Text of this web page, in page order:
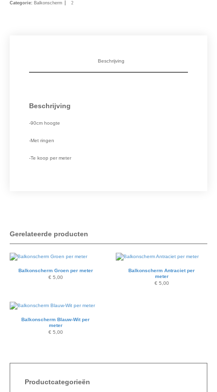
Categorie: Balkonscherm
Beschrijving
Beschrijving
-90cm hoogte
-Met ringen
-Te koop per meter
Gerelateerde producten
Balkonscherm Groen per meter
€5,00
Balkonscherm Antraciet per
meter
€5,00
Balkonscherm Blauw-Wit per
meter
€5,00
Productcategorieën